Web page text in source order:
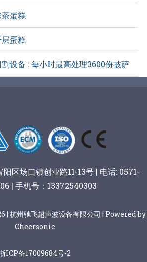
蛋糕
蛋糕
设备 : 每小时最高处理3600份披萨
区场口镇创业路11-13号 | 电话: 0571-
| 手机号：13372540303
| 杭州驰飞超声波设备有限公司 | Powered by
Cheersonic
ICP备17009684号-2